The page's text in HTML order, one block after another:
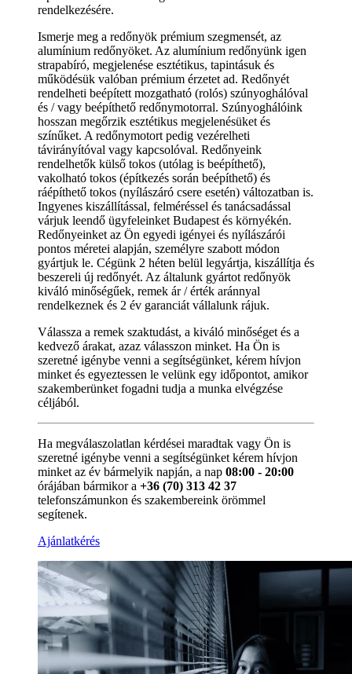
rendelkezésére.
Ismerje meg a redőnyök prémium szegmensét, az
alumínium redőnyöket. Az alumínium redőnyünk igen
strapabíró, megjelenése esztétikus, tapintásuk és
működésük valóban prémium érzetet ad. Redőnyét
rendelheti beépített mozgatható (rolós) szúnyoghálóval
és / vagy beépíthető redőnymotorral. Szúnyoghálóink
hosszan megőrzik esztétikus megjelenésüket és
színűket. A redőnymotort pedig vezérelheti
távirányítóval vagy kapcsolóval. Redőnyeink
rendelhetők külső tokos (utólag is beépíthető),
vakolható tokos (építkezés során beépíthető) és
ráépíthető tokos (nyílászáró csere esetén) változatban is.
Ingyenes kiszállítással, felméréssel és tanácsadással
várjuk leendő ügyfeleinket Budapest és környékén.
Redőnyeinket az Ön egyedi igényei és nyílászárói
pontos méretei alapján, személyre szabott módon
gyártjuk le. Cégünk 2 héten belül legyártja, kiszállítja és
beszereli új redőnyét. Az általunk gyártot redőnyök
kiváló minőségűek, remek ár / érték aránnyal
rendelkeznek és 2 év garanciát vállalunk rájuk.
Válassza a remek szaktudást, a kiváló minőséget és a
kedvező árakat, azaz válasszon minket. Ha Ön is
szeretné igénybe venni a segítségünket, kérem hívjon
minket és egyeztessen le velünk egy időpontot, amikor
szakemberünket fogadni tudja a munka elvégzése
céljából.
Ha megválaszolatlan kérdései maradtak vagy Ön is
szeretné igénybe venni a segítségünket kérem hívjon
minket az év bármelyik napján, a nap 08:00 - 20:00
órájában bármikor a +36 (70) 313 42 37
telefonszámunkon és szakembereink örömmel
segítenek.
Ajánlatkérés